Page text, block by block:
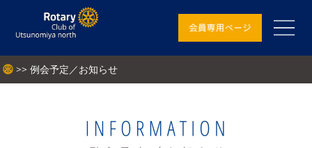
>> 例会予定／お知らせ